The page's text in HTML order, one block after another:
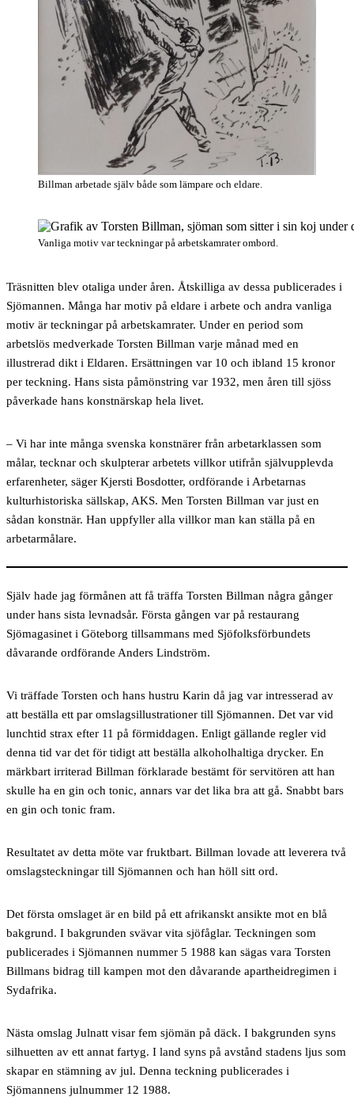
Billman arbetade själv både som lämpare och eldare.
Vanliga motiv var teckningar på arbetskamrater ombord.
Träsnitten blev otaliga under åren. Åtskilliga av dessa publicerades i
Sjömannen. Många har motiv på eldare i arbete och andra vanliga
motiv är teckningar på arbetskamrater. Under en period som
arbetslös medverkade Torsten Billman varje månad med en
illustrerad dikt i Eldaren. Ersättningen var 10 och ibland 15 kronor
per teckning. Hans sista påmönstring var 1932, men åren till sjöss
påverkade hans konstnärskap hela livet.
– Vi har inte många svenska konstnärer från arbetarklassen som
målar, tecknar och skulpterar arbetets villkor utifrån självupplevda
erfarenheter, säger Kjersti Bosdotter, ordförande i Arbetarnas
kulturhistoriska sällskap, AKS. Men Torsten Billman var just en
sådan konstnär. Han uppfyller alla villkor man kan ställa på en
arbetarmålare.
Själv hade jag förmånen att få träffa Torsten Billman några gånger
under hans sista levnadsår. Första gången var på restaurang
Sjömagasinet i Göteborg tillsammans med Sjöfolksförbundets
dåvarande ordförande Anders Lindström.
Vi träffade Torsten och hans hustru Karin då jag var intresserad av
att beställa ett par omslagsillustrationer till Sjömannen. Det var vid
lunchtid strax efter 11 på förmiddagen. Enligt gällande regler vid
denna tid var det för tidigt att beställa alkoholhaltiga drycker. En
märkbart irriterad Billman förklarade bestämt för servitören att han
skulle ha en gin och tonic, annars var det lika bra att gå. Snabbt bars
en gin och tonic fram.
Resultatet av detta möte var fruktbart. Billman lovade att leverera två
omslagsteckningar till Sjömannen och han höll sitt ord.
Det första omslaget är en bild på ett afrikanskt ansikte mot en blå
bakgrund. I bakgrunden svävar vita sjöfåglar. Teckningen som
publicerades i Sjömannen nummer 5 1988 kan sägas vara Torsten
Billmans bidrag till kampen mot den dåvarande apartheidregimen i
Sydafrika.
Nästa omslag Julnatt visar fem sjömän på däck. I bakgrunden syns
silhuetten av ett annat fartyg. I land syns på avstånd stadens ljus som
skapar en stämning av jul. Denna teckning publicerades i
Sjömannens julnummer 12 1988.